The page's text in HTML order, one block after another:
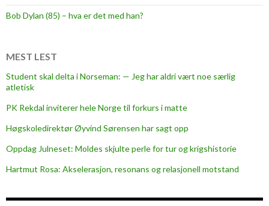
Bob Dylan (85) – hva er det med han?
MEST LEST
Student skal delta i Norseman: — Jeg har aldri vært noe særlig
atletisk
PK Rekdal inviterer hele Norge til forkurs i matte
Høgskoledirektør Øyvind Sørensen har sagt opp
Oppdag Julneset: Moldes skjulte perle for tur og krigshistorie
Hartmut Rosa: Akselerasjon, resonans og relasjonell motstand